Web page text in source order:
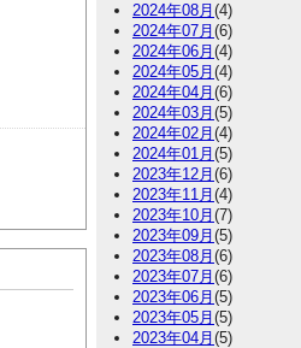
2024年08月 (4)
2024年07月 (6)
2024年06月 (4)
2024年05月 (4)
2024年04月 (6)
2024年03月 (5)
2024年02月 (4)
2024年01月 (5)
2023年12月 (6)
2023年11月 (4)
2023年10月 (7)
2023年09月 (5)
2023年08月 (6)
2023年07月 (6)
2023年06月 (5)
2023年05月 (5)
2023年04月 (5)